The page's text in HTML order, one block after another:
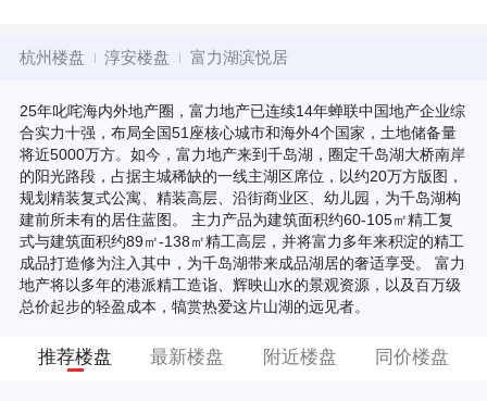
杭州楼盘 淳安楼盘 富力湖滨悦居
25年叱咤海内外地产圈，富力地产已连续14年蝉联中国地产企业综
合实力十强，布局全国51座核心城市和海外4个国家，土地储备量
将近5000万方。如今，富力地产来到千岛湖，圈定千岛湖大桥南岸
的阳光路段，占据主城稀缺的一线主湖区席位，以约20万方版图，
规划精装复式公寓、精装高层、沿街商业区、幼儿园，为千岛湖构
建前所未有的居住蓝图。 主力产品为建筑面积约60-105㎡精工复
式与建筑面积约89㎡-138㎡精工高层，并将富力多年来积淀的精工
成品打造修为注入其中，为千岛湖带来成品湖居的奢适享受。 富力
地产将以多年的港派精工造诣、辉映山水的景观资源，以及百万级
总价起步的轻盈成本，犒赏热爱这片山湖的远见者。
推荐楼盘 最新楼盘 附近楼盘 同价楼盘